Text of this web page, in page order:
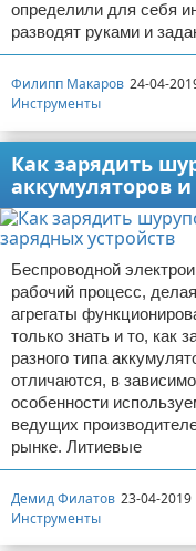
определили для себя
разводят руками и
Филипп Макаров 24-04-
Инструменты
Как зарядить
аккумуляторов
Беспроводной
рабочий процесс,
агрегаты
только знать и то, как
разного типа
отличаются, в
особенности
ведущих
рынке. Литиевые
Демид Филатов 23-04-2019
Инструменты